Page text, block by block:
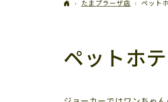
たまプラーザ店 ペット
ペットホ